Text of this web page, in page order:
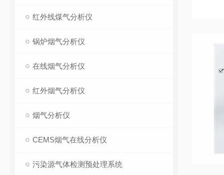
红外线煤气分析仪
锅炉烟气分析仪
在线烟气分析仪
红外烟气分析仪
烟气分析仪
CEMS烟气在线分析仪
污染源气体检测预处理系统